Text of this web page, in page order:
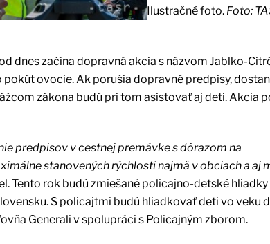
Ilustračné foto. Foto:
dnes začína dopravná akcia s názvom Jablko-
ovocie. Ak porušia dopravné predpisy,
zákona budú pri tom asistovať aj deti. Akcia
predpisov v cestnej premávke s dôrazom na
stanovených rýchlostí najmä v obciach a aj
Tento rok budú zmiešané policajno-detské hliadky
S policajtmi budú hliadkovať deti vo veku
Generali v spolupráci s Policajným zborom.